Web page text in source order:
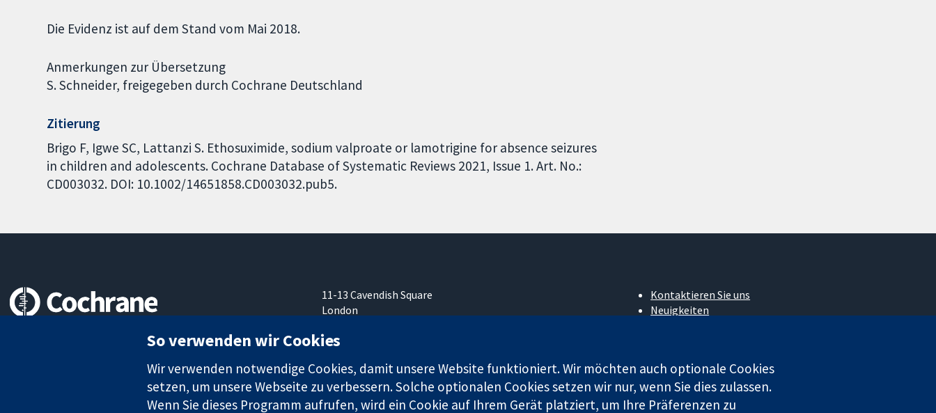
Die Evidenz ist auf dem Stand vom Mai 2018.
Anmerkungen zur Übersetzung
S. Schneider, freigegeben durch Cochrane Deutschland
Zitierung
Brigo F, Igwe SC, Lattanzi S. Ethosuximide, sodium valproate or lamotrigine for absence seizures
in children and adolescents. Cochrane Database of Systematic Reviews 2021, Issue 1. Art. No.:
CD003032. DOI: 10.1002/14651858.CD003032.pub5.
11-13 Cavendish Square
London
Vereinigtes Königreich
Kontaktieren Sie uns
Neuigkeiten
Cochrane Library
So verwenden wir Cookies
Wir verwenden notwendige Cookies, damit unsere Website funktioniert. Wir möchten auch optionale Cookies
setzen, um unsere Webseite zu verbessern. Solche optionalen Cookies setzen wir nur, wenn Sie dies zulassen.
Wenn Sie dieses Programm aufrufen, wird ein Cookie auf Ihrem Gerät platziert, um Ihre Präferenzen zu